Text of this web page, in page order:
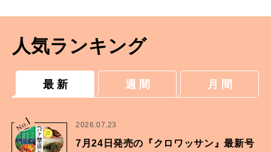
人気ランキング
最 新 週 間 月 間
No.
1 2026.07.23
7月24日発売の『クロワッサン』最新号